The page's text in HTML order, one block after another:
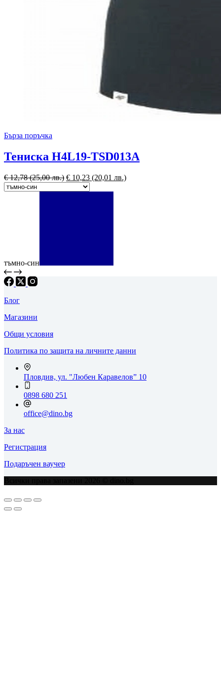
Бърза поръчка
Тениска H4L19-TSD013A
€12,78(25,00 лв.) € 10,23 (20,01 лв.)
тъмно-син
Блог
Магазини
Общи условия
Политика по защита на личните данни
Пловдив, ул. "Любен Каравелов” 10
0898 680 251
office@dino.bg
За нас
Регистрация
Подаръчен ваучер